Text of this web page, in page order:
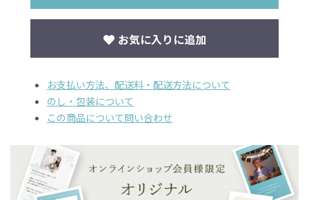
お気に入りに追加
お支払い方法、配送料・配送方法について
のし・包装について
この商品について問い合わせ